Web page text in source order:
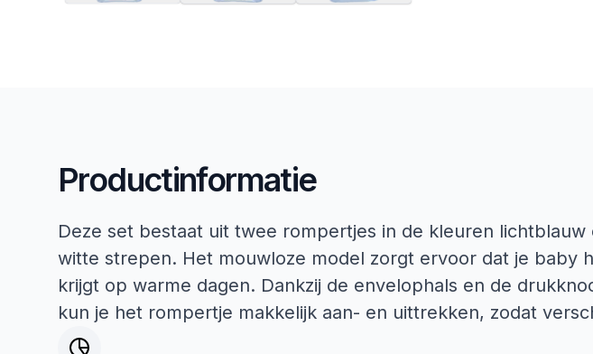
Productinformatie
Deze set bestaat uit twee rompertjes in de kleuren
witte strepen. Het mouwloze model zorgt ervoor dat je baby
krijgt op warme dagen. Dankzij de envelophals en de
kun je het rompertje makkelijk aan- en uittrekken, zodat